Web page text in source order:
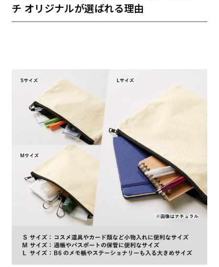
チ オリジナルが選ばれる理由